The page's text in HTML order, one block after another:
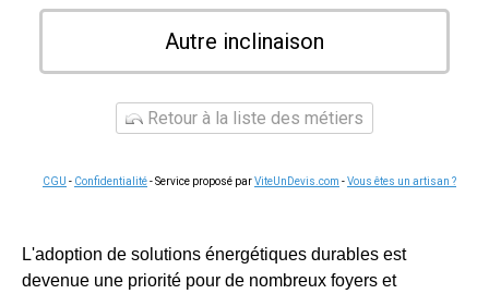
Autre inclinaison
Retour à la liste des métiers
CGU - Confidentialité- Service proposé parViteUnDevis.com -Vous êtes un artisan ?
L'adoption de solutions énergétiques durables est
devenue une priorité pour de nombreux foyers et